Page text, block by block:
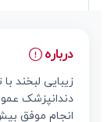
درباره